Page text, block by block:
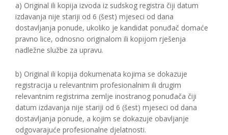
a) Original ili kopija izvoda iz sudskog registra čiji datum
izdavanja nije stariji od 6 (šest) mjeseci od dana
dostavljanja ponude, ukoliko je kandidat ponuđač domaće
pravno lice, odnosno originalom ili kopijom rješenja
nadležne službe za upravu.
b) Original ili kopija dokumenata kojima se dokazuje
registracija u relevantnim profesionalnim ili drugim
relevantnim registrima zemlje inostranog ponuđača čiji
datum izdavanja nije stariji od 6 (šest) mjeseci od dana
dostavljanja ponude, a kojim se dokazuje obavljanje
odgovarajuće profesionalne djelatnosti.